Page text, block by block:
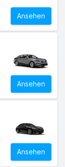
Ansehen
Ansehen
Ansehen